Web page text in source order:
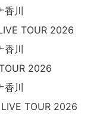
川
TOUR 2026
川
2026
川
TOUR 2026